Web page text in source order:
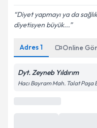
Diyet yapmayı ya da
diyetisyen büyük...
Adres 1 Online
Dyt. Zeyneb Yıldırım
Hacı Bayram Mah. Talat Paşa